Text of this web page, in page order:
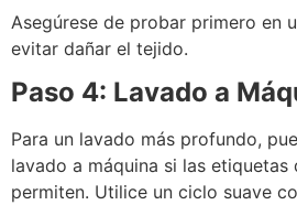
Asegúrese de probar primero en
evitar dañar el tejido.
Paso 4: Lavado a
Para un lavado más profundo,
lavado a máquina si las etiquetas
permiten. Utilice un ciclo suave